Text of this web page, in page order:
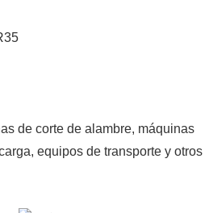
de corte de alambre, máquinas
equipos de transporte y otros